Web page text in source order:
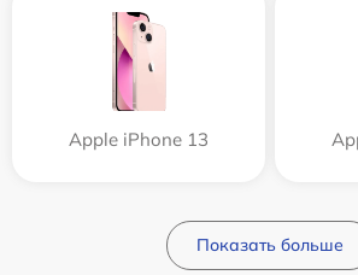
Apple iPhone 13
Показать больше